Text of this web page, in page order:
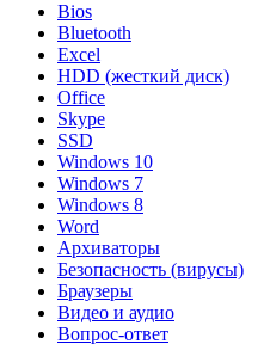
Bios
Bluetooth
Excel
HDD (жесткий диск)
Office
Skype
SSD
Windows 10
Windows 7
Windows 8
Word
Архиваторы
Безопасность (вирусы)
Браузеры
Видео и аудио
Вопрос-ответ